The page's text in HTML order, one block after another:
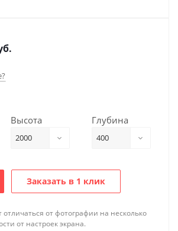
Высота
2000
Глубина
400
Заказать в 1 клик
от фотографии на несколько
от настроек экрана.